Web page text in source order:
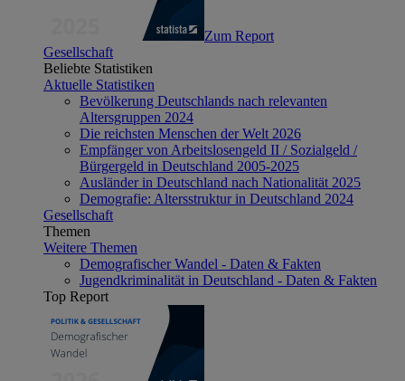
Zum Report
Gesellschaft
Beliebte Statistiken
Aktuelle Statistiken
Bevölkerung Deutschlands nach relevanten
Altersgruppen 2024
Die reichsten Menschen der Welt 2026
Empfänger von Arbeitslosengeld II / Sozialgeld /
Bürgergeld in Deutschland 2005-2025
Ausländer in Deutschland nach Nationalität 2025
Demografie: Altersstruktur in Deutschland 2024
Gesellschaft
Themen
Weitere Themen
Demografischer Wandel - Daten & Fakten
Jugendkriminalität in Deutschland - Daten & Fakten
Top Report